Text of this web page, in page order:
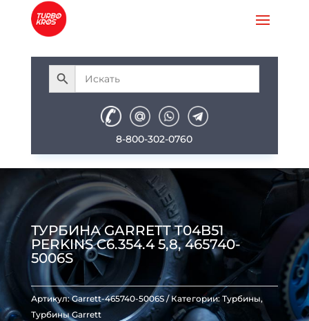
8-800-302-0760
ТУРБИНА GARRETT T04B51
PERKINS C6.354.4 5,8, 465740-
5006S
Артикул:Garrett-465740-5006S Категории: Турбины,
Турбины Garrett